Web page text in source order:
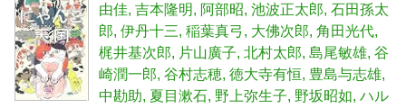
由佳 吉本隆明 阿部昭 池波正太郎 石田孫太
郎 伊丹十三 稲葉真弓 大佛次郎 角田光代
梶井基次郎
片山廣子 北村太郎 島尾敏雄 谷
崎潤一郎 谷村志穂 徳大寺有恒 豊島与志雄
中勘助 夏目漱石 野上弥生子 野坂昭如 ハル